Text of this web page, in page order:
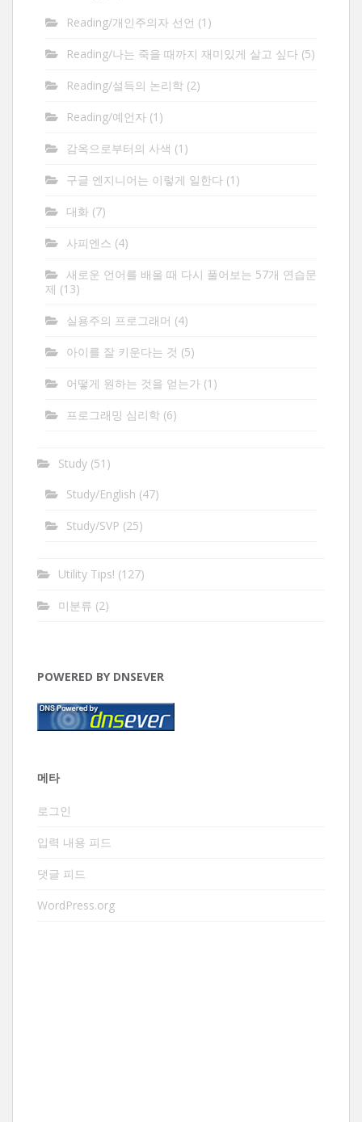
Reading/개인주의자 선언 (1)
Reading/나는 죽을 때까지 재미있게 살고 싶다 (5)
Reading/설득의 논리학 (2)
Reading/예언자 (1)
감옥으로부터의 사색 (1)
구글 엔지니어는 이렇게 일한다 (1)
대화 (7)
사피엔스 (4)
새로운 언어를 배울 때 다시 풀어보는 57개 연습문
제 (13)
실용주의 프로그래머 (4)
아이를 잘 키운다는 것 (5)
어떻게 원하는 것을 얻는가 (1)
프로그래밍 심리학 (6)
Study (51)
Study/English (47)
Study/SVP (25)
Utility Tips! (127)
미분류 (2)
POWERED BY DNSEVER
메타
로그인
입력 내용 피드
댓글 피드
WordPress.org